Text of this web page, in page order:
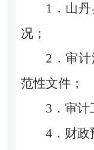
1．山
况；
2．审
范性文件；
3．审计
4．财政